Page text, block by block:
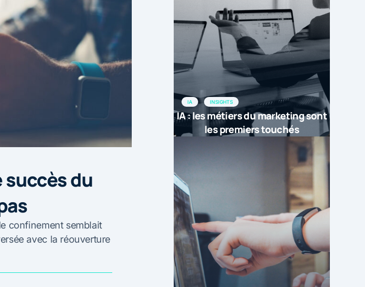
du
confinement semblait
avec la réouverture
IA INSIGHTS
IA : les métiers du marketing sont
les premiers touchés